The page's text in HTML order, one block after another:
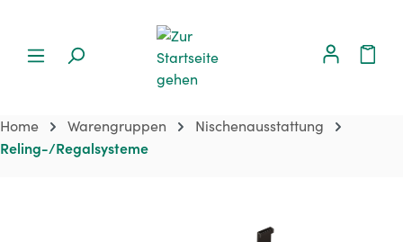
Home Warengruppen Nischenausstattung
Reling-/Regalsysteme